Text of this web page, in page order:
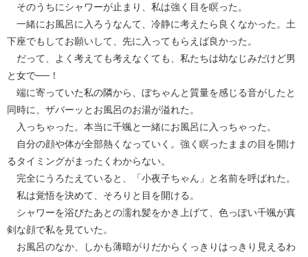
そのうちにシャワーが止まり、私は強く目を瞑った。
一緒にお風呂に入ろうなんて、冷静に考えたら良くなかった。土
下座でもしてお願いして、先に入ってもらえば良かった。
だって、よく考えても考えなくても、私たちは幼なじみだけど男
と女で──！
端に寄っていた私の隣から、ぼちゃんと質量を感じる音がしたと
同時に、ザバーッとお風呂のお湯が溢れた。
入っちゃった。本当に千颯と一緒にお風呂に入っちゃった。
自分の顔や体が全部熱くなっていく。強く瞑ったままの目を開け
るタイミングがまったくわからない。
完全にうろたえていると、「小夜子ちゃん」と名前を呼ばれた。
私は覚悟を決めて、そろりと目を開ける。
シャワーを浴びたあとの濡れ髪をかき上げて、色っぽい千颯が真
剣な顔で私を見ていた。
お風呂のなか、しかも薄暗がりだからくっきりはっきり見えるわ